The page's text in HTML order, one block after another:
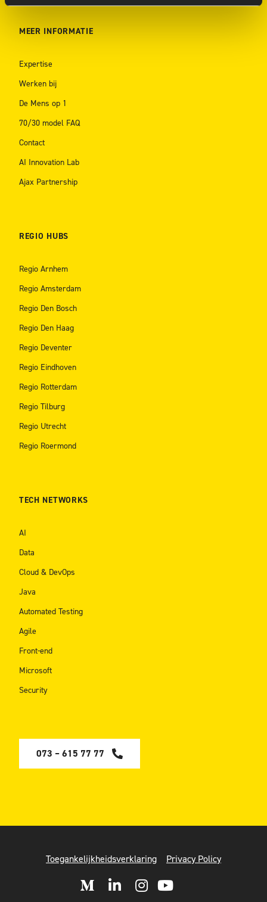
MEER INFORMATIE
Expertise
Werken bij
De Mens op 1
70/30 model FAQ
Contact
AI Innovation Lab
Ajax Partnership
REGIO HUBS
Regio Arnhem
Regio Amsterdam
Regio Den Bosch
Regio Den Haag
Regio Deventer
Regio Eindhoven
Regio Rotterdam
Regio Tilburg
Regio Utrecht
Regio Roermond
TECH NETWORKS
AI
Data
Cloud & DevOps
Java
Automated Testing
Agile
Front-end
Microsoft
Security
073 – 615 77 77
Toegankelijkheidsverklaring Privacy Policy